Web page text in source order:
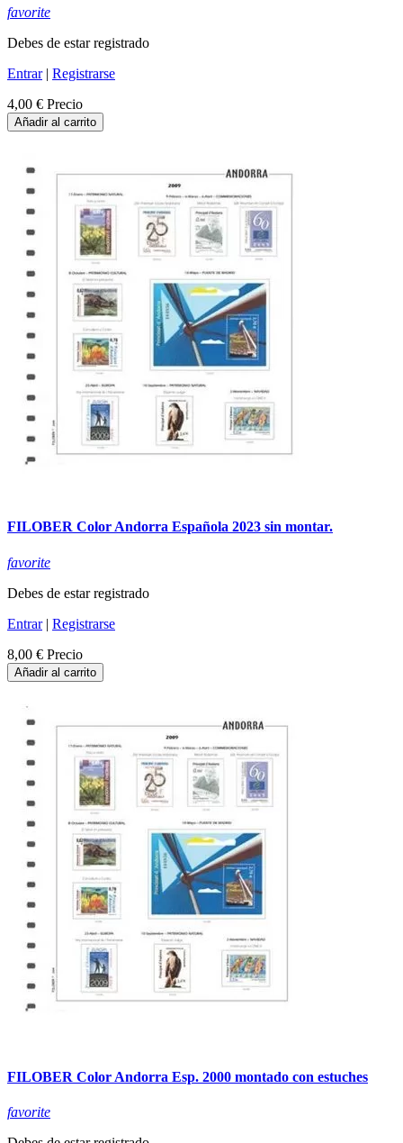
favorite
Debes de estar registrado
Entrar| Registrarse
4,00 € Precio
Añadir al carrito
FILOBER Color Andorra Española 2023 sin montar.
favorite
Debes de estar registrado
Entrar| Registrarse
8,00 € Precio
Añadir al carrito
FILOBER Color Andorra Esp. 2000 montado con estuches
favorite